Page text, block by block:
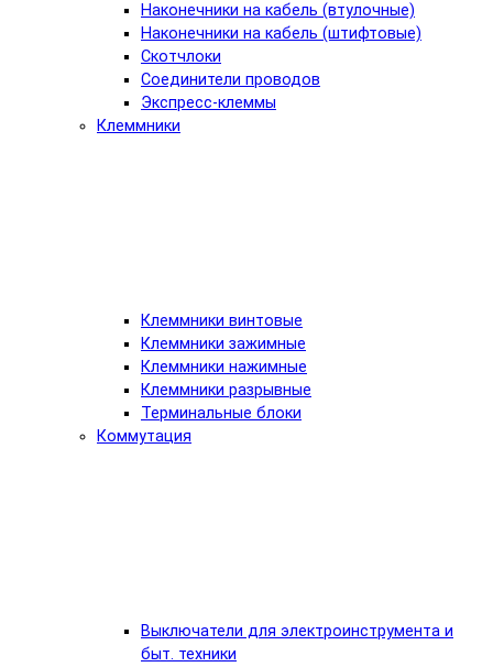
Наконечники на кабель (втулочные)
Наконечники на кабель (штифтовые)
Скотчлоки
Соединители проводов
Экспресс-клеммы
Клеммники
Клеммники винтовые
Клеммники зажимные
Клеммники нажимные
Клеммники разрывные
Терминальные блоки
Коммутация
Выключатели для электроинструмента и
быт. техники